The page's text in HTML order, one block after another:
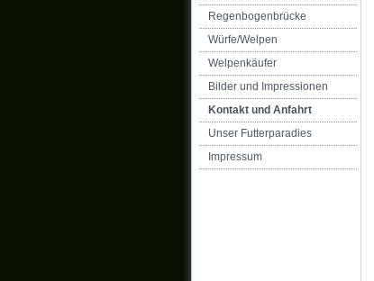
Regenbogenbrücke
Würfe/Welpen
Welpenkäufer
Bilder und Impressionen
Kontakt und Anfahrt
Unser Futterparadies
Impressum